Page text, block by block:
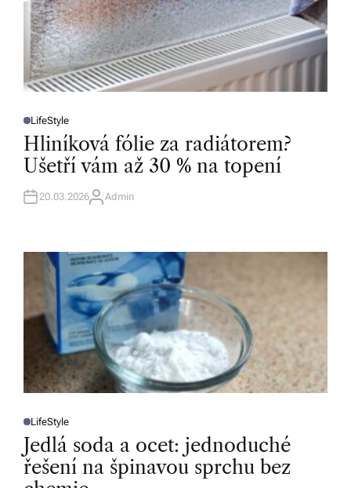
P
O
T
D
N
LifeStyle
Hliníková fólie za radiátorem?
Ušetří vám až 30 % na topení
20.03.2026A
R
Admin
P
O
T
E
D
LifeStyle
Jedlá soda a ocet: jednoduché
řešení na špinavou sprchu bez